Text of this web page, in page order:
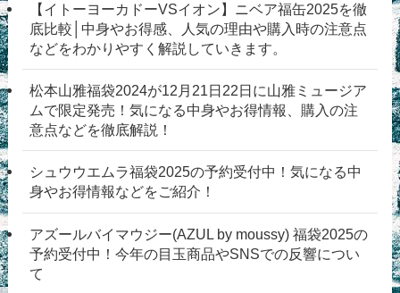
【イトーヨーカドーVSイオン】ニベア福缶2025を徹
底比較│中身やお得感、人気の理由や購入時の注意点
などをわかりやすく解説していきます。
松本山雅福袋2024が12月21日22日に山雅ミュージア
ムで限定発売！気になる中身やお得情報、購入の注
意点などを徹底解説！
シュウウエムラ福袋2025の予約受付中！気になる中
身やお得情報などをご紹介！
アズールバイマウジー(AZUL by moussy) 福袋2025の
予約受付中！今年の目玉商品やSNSでの反響につい
て